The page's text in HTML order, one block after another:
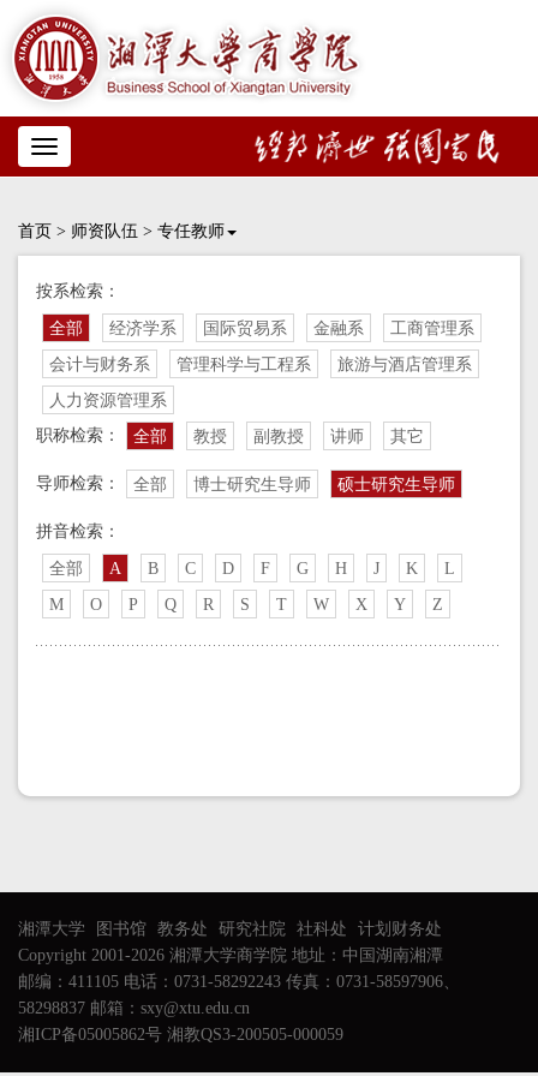
Toggle
navigation
首页 > 师资队伍 > 专任教师
按系检索：
全部 经济学系 国际贸易系 金融系
工商管理系
会计与财务系
管理科学与工程系
旅游与酒店管理系
人力资源管理系
职称检索：
全部 教授 副教授 讲师 其它
导师检索： 全部 博士研究生导师 硕士研究生导师
拼音检索：
全部 A B C D F G H J K
L
M
O P Q R S T W X Y Z
湘潭大学 图书馆 教务处 研究社院 社科处
计划财务处
Copyright 2001-2026 湘潭大学商学院 地址：中国湖南湘潭
邮编：411105 电话：0731-58292243 传真：0731-58597906、
58298837 邮箱：sxy@xtu.edu.cn
湘ICP备05005862号 湘教QS3-200505-000059